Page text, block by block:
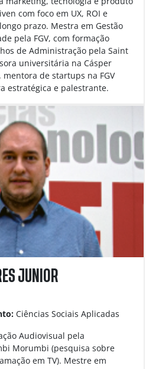
com foco em UX, ROI e
prazo. Mestra em Gestão
pela FGV, com formação
de Administração pela Saint
universitária na Cásper
de startups na FGV
estratégica e palestrante.
JUNIOR
Ciências Sociais Aplicadas
Audiovisual pela
Morumbi (pesquisa sobre
em TV). Mestre em